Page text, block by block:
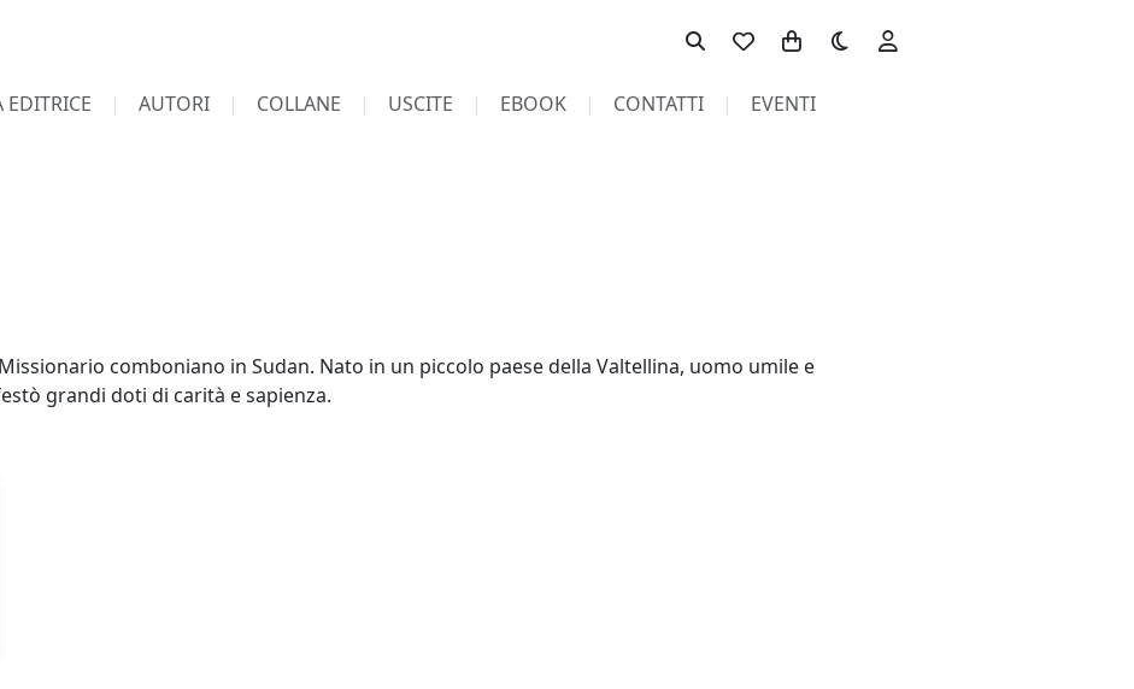
Toggle theme
EDITRICE AUTORI COLLANE USCITE EBOOK CONTATTI EVENTI
Missionario comboniano in Sudan. Nato in un piccolo paese della Valtellina, uomo umile e
grandi doti di carità e sapienza.